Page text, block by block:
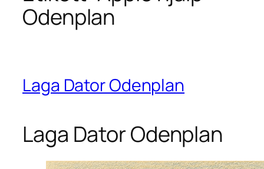
Odenplan
Laga Dator Odenplan
Laga Dator Odenplan